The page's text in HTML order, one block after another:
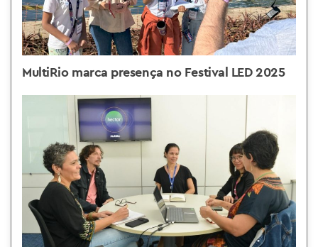
MultiRio marca presença no Festival LED 2025